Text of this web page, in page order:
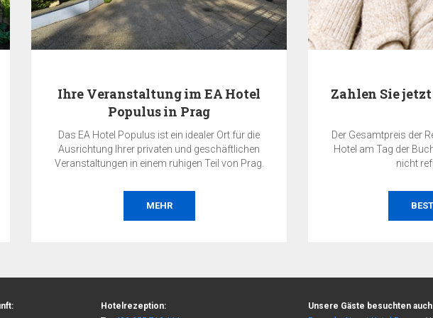
im EA Hotel
ist ein idealer Ort für die
und geschäftlichen
ruhigen Teil von Prag.
Zahlen Sie jetzt und SPAREN 10%
Der Gesamtpreis der Reservierung werden vom
Hotel am Tag der Buchung erforderlich und ist
nicht refundierbar.
Hotelrezeption:
Unsere Gäste besuchten auch